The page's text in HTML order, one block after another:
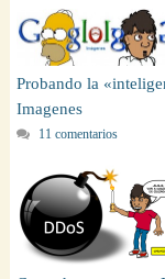
Probando la
Imagenes
11 comentarios